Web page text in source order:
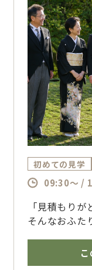
初めての見学
09:30～ /
「見積もり
そんなおふた
りに合った
専属プランナ